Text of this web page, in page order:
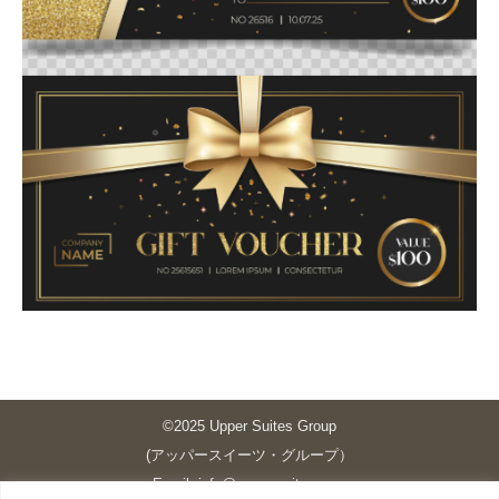
©2025 Upper Suites Group
(アッパースイーツ・グループ）
Email: info@upper-suites.com